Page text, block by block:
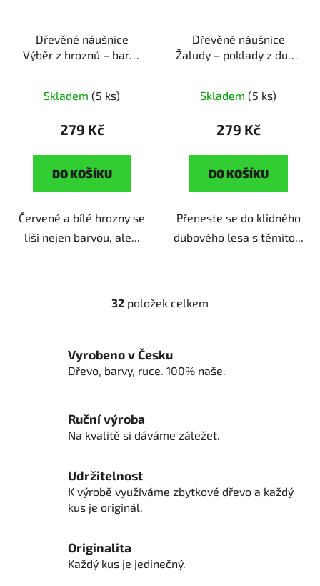
Dřevěné náušnice
Výběr z hroznů – barvy
milovnice vína
Skladem (5 ks)
279 Kč
DO KOŠÍKU
Červené a bílé hrozny se
liší nejen barvou, ale...
Dřevěné náušnice
Žaludy – poklady z dubu
přírody
Skladem (5 ks)
279 Kč
DO KOŠÍKU
Přeneste se do klidného
dubového lesa s těmito...
O
á
d
p
y
i
32 položek celkem
Vyrobeno v Česku
Dřevo, barvy, ruce. 100% naše.
Ruční výroba
Na kvalitě si dáváme záležet.
Udržitelnost
K výrobě využíváme zbytkové dřevo a každý
kus je originál.
Originalita
Každý kus je jedinečný.